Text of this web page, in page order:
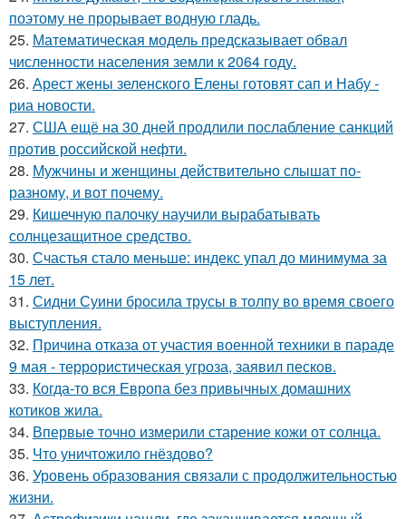
поэтому не прорывает водную гладь.
25. Математическая модель предсказывает обвал
численности населения земли к 2064 году.
26. Арест жены зеленского Елены готовят сап и Набу -
риа новости.
27. США ещё на 30 дней продлили послабление санкций
против российской нефти.
28. Мужчины и женщины действительно слышат по-
разному, и вот почему.
29. Кишечную палочку научили вырабатывать
солнцезащитное средство.
30. Счастья стало меньше: индекс упал до минимума за
15 лет.
31. Сидни Суини бросила трусы в толпу во время своего
выступления.
32. Причина отказа от участия военной техники в параде
9 мая - террористическая угроза, заявил песков.
33. Когда-то вся Европа без привычных домашних
котиков жила.
34. Впервые точно измерили старение кожи от солнца.
35. Что уничтожило гнёздово?
36. Уровень образования связали с продолжительностью
жизни.